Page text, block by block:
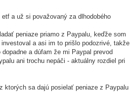
a už si považovaný za dlhodobého
peniaze priamo z Paypalu, keďže som
a asi im to prišlo podozrivé, takže
a dúfam že mi Paypal prevod
ani trochu nepáči - aktuálny rozdiel pri
ktorých sa dajú posielať peniaze z Paypalu